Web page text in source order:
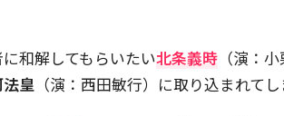
和解してもらいたい北条義時 （演：
皇 （演：西田敏行）に取り込まれてし